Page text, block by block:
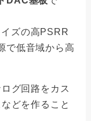
ズの高PSRR
で低音域から高
グ回路をカス
どを作ること